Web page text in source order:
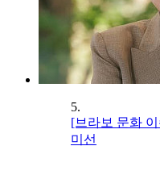
5.
[브라보 문화
미선